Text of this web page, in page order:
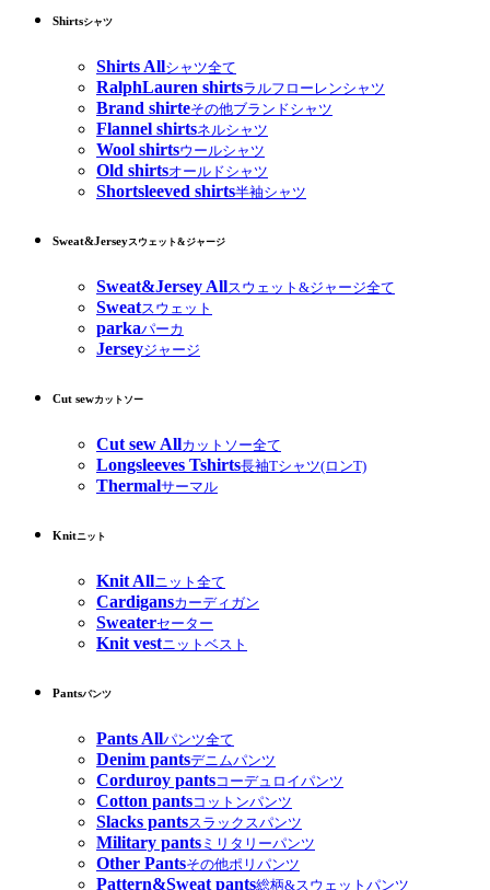
Shirtsシャツ
Shirts Allシャツ全て
RalphLauren shirtsラルフローレンシャツ
Brand shirteその他ブランドシャツ
Flannel shirtsネルシャツ
Wool shirtsウールシャツ
Old shirtsオールドシャツ
Shortsleeved shirts半袖シャツ
Sweat&Jerseyスウェット&ジャージ
Sweat&Jersey Allスウェット&ジャージ全て
Sweatスウェット
parkaパーカ
Jerseyジャージ
Cut sewカットソー
Cut sew Allカットソー全て
Longsleeves Tshirts長袖Tシャツ(ロンT)
Thermalサーマル
Knitニット
Knit Allニット全て
Cardigansカーディガン
Sweaterセーター
Knit vestニットベスト
Pantsパンツ
Pants Allパンツ全て
Denim pantsデニムパンツ
Corduroy pantsコーデュロイパンツ
Cotton pantsコットンパンツ
Slacks pantsスラックスパンツ
Military pants ミリタリーパンツ
Other Pantsその他ポリパンツ
Pattern&Sweat pants総柄&スウェットパンツ